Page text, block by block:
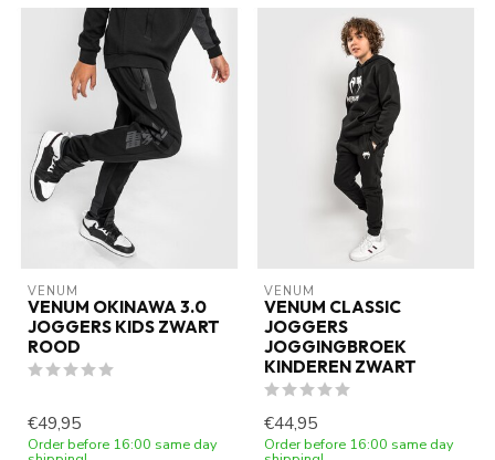
VENUM
VENUM OKINAWA 3.0
JOGGERS KIDS ZWART
ROOD
€49,95
Order before 16:00 same day
VENUM
VENUM CLASSIC
JOGGERS
JOGGINGBROEK
KINDEREN ZWART
€44,95
Order before 16:00 same day